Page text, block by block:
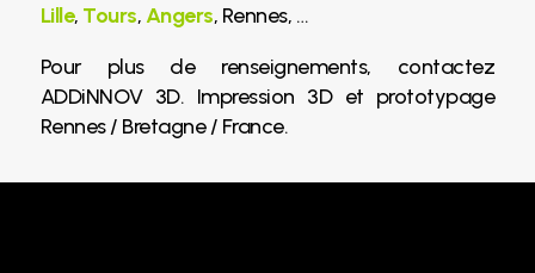
Lille, Tours,Angers, Rennes, …
Pour plus de renseignements, contactez
ADDiNNOV 3D. Impression 3D et prototypage
Rennes / Bretagne / France.